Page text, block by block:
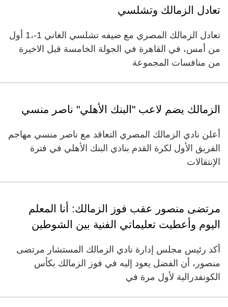
تعادل الزمالك وتشلسي
تعادل الزمالك المصري مع ضيفه تشلسي الغاني 1-،1 أول
من أمس، في القاهرة في الجولة الخامسة قبل الاخيرة
من منافسات المجموعة
الزمالك يضم لاعب "البنك الأهلي" ناصر منسي
أعلن نادي الزمالك المصري التعاقد مع ناصر منسي مهاجم
الفريق الأول لكرة القدم بنادي البنك الأهلي في فترة
الإنتقالات
مرتضى منصور عقب فوز الزمالك: أنا المعلم
اليوم وأعطيت تعليماتي الفنية بين الشوطين
أكد رئيس مجلس إدارة نادي الزمالك المستشار مرتضى
منصور، أن الفضل يعود إليه في فوز الزمالك بكأس
الكونفدرالية لأول مرة في